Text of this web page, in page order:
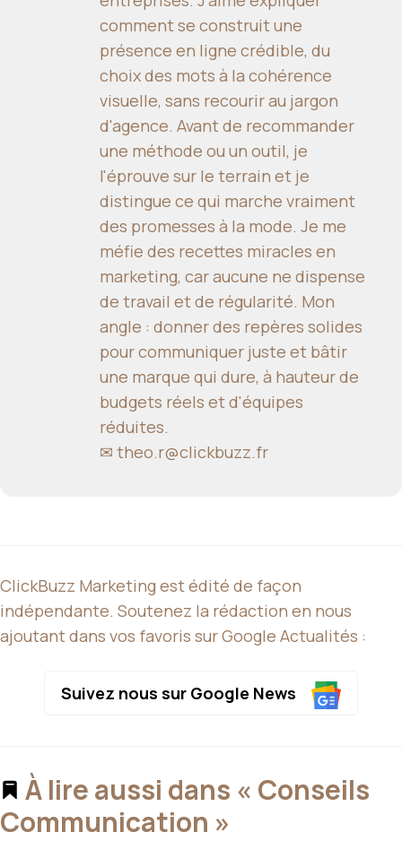
comment se construit une
présence en ligne crédible, du
choix des mots à la cohérence
visuelle, sans recourir au jargon
d'agence. Avant de recommander
une méthode ou un outil, je
l'éprouve sur le terrain et je
distingue ce qui marche vraiment
des promesses à la mode. Je me
méfie des recettes miracles en
marketing, car aucune ne dispense
de travail et de régularité. Mon
angle : donner des repères solides
pour communiquer juste et bâtir
une marque qui dure, à hauteur de
budgets réels et d'équipes
réduites.
✉ theo.r@clickbuzz.fr
ClickBuzz Marketing est édité de façon
indépendante. Soutenez la rédaction en nous
ajoutant dans vos favoris sur Google Actualités :
Suivez nous sur Google News
À lire aussi dans « Conseils
Communication »